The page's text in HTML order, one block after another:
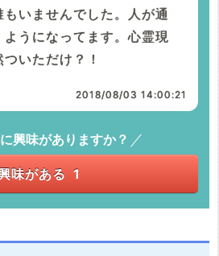
いませんでした。人が通
ようになってます。心霊現
いただけ？！
2018/08/03 14:00:21
興味がありますか？
味がある 1